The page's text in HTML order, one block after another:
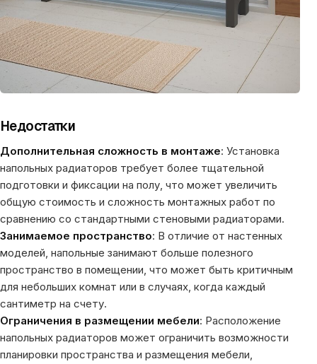
Недостатки
Дополнительная сложность в монтаже: Установка
напольных радиаторов требует более тщательной
подготовки и фиксации на полу, что может увеличить
общую стоимость и сложность монтажных работ по
сравнению со стандартными стеновыми радиаторами.
Занимаемое пространство: В отличие от настенных
моделей, напольные занимают больше полезного
пространство в помещении, что может быть критичным
для небольших комнат или в случаях, когда каждый
сантиметр на счету.
Ограничения в размещении мебели: Расположение
напольных радиаторов может ограничить возможности
планировки пространства и размещения мебели,